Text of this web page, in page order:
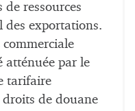
ressources
des exportations.
commerciale
atténuée par le
tarifaire
droits de douane